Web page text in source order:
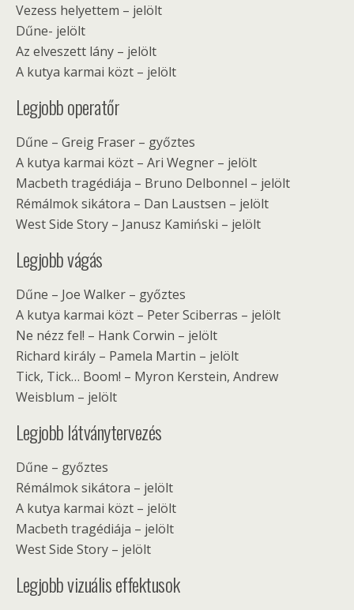
Vezess helyettem – jelölt
Dűne- jelölt
Az elveszett lány – jelölt
A kutya karmai közt – jelölt
Legjobb operatőr
Dűne – Greig Fraser – győztes
A kutya karmai közt – Ari Wegner – jelölt
Macbeth tragédiája – Bruno Delbonnel – jelölt
Rémálmok sikátora – Dan Laustsen – jelölt
West Side Story – Janusz Kamiński – jelölt
Legjobb vágás
Dűne – Joe Walker – győztes
A kutya karmai közt – Peter Sciberras – jelölt
Ne nézz fel! – Hank Corwin – jelölt
Richard király – Pamela Martin – jelölt
Tick, Tick… Boom! – Myron Kerstein, Andrew
Weisblum – jelölt
Legjobb látványtervezés
Dűne – győztes
Rémálmok sikátora – jelölt
A kutya karmai közt – jelölt
Macbeth tragédiája – jelölt
West Side Story – jelölt
Legjobb vizuális effektusok